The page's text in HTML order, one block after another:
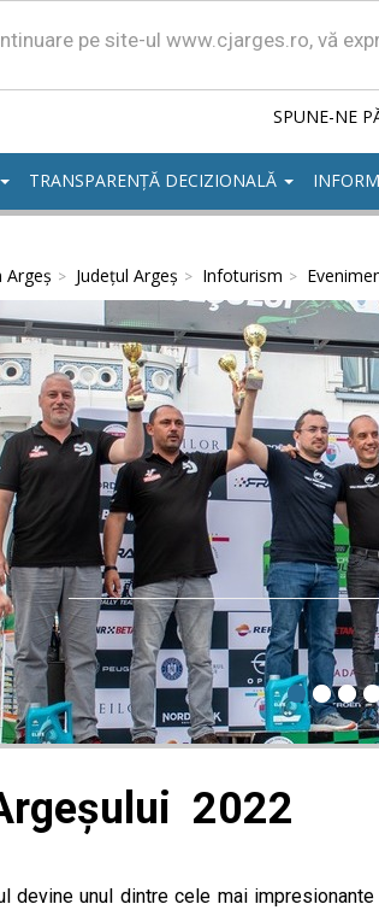
pe site-ul www.cjarges.ro, vă
SPUNE-NE
TRANSPARENȚĂ DECIZIONALĂ
Argeș Județul Argeș Infoturism
2022
devine unul dintre cele mai